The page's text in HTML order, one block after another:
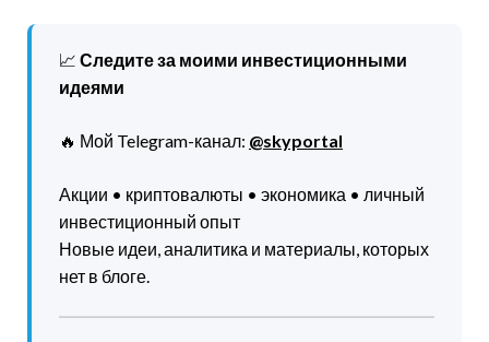
📈 Следите за моими инвестиционными
идеями
🔥 Мой Telegram-канал: @skyportal
Акции • криптовалюты • экономика • личный
инвестиционный опыт
Новые идеи, аналитика и материалы, которых
нет в блоге.